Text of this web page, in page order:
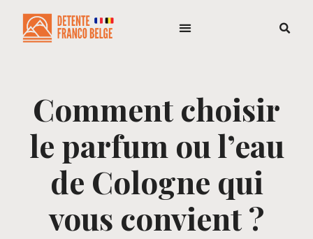
Comment choisir
le parfum ou l’eau
de Cologne qui
vous convient ?